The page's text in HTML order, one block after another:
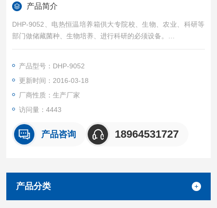
产品简介
DHP-9052、电热恒温培养箱供大专院校、生物、农业、科研等
部门做储藏菌种、生物培养、进行科研的必须设备。
型号：DHP-9052
外形尺寸（mm） W×D×H：495×530×715
载物托架（标配）：2块
产品型号：DHP-9052
更新时间：2016-03-18
厂商性质：生产厂家
访问量：4443
产品咨询 18964531727
产品分类